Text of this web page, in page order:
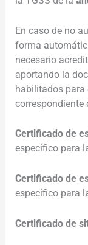
En caso de no
forma
necesario
aportando la
habilitados para
correspondiente
Certificado de
específico para
Certificado de
específico para
Certificado de